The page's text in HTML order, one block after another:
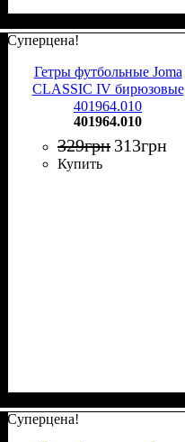
Суперцена!
Гетры футбольные Joma
CLASSIC IV бирюзовые
401964.010
401964.010
329грн 313грн
Купить
Суперцена!